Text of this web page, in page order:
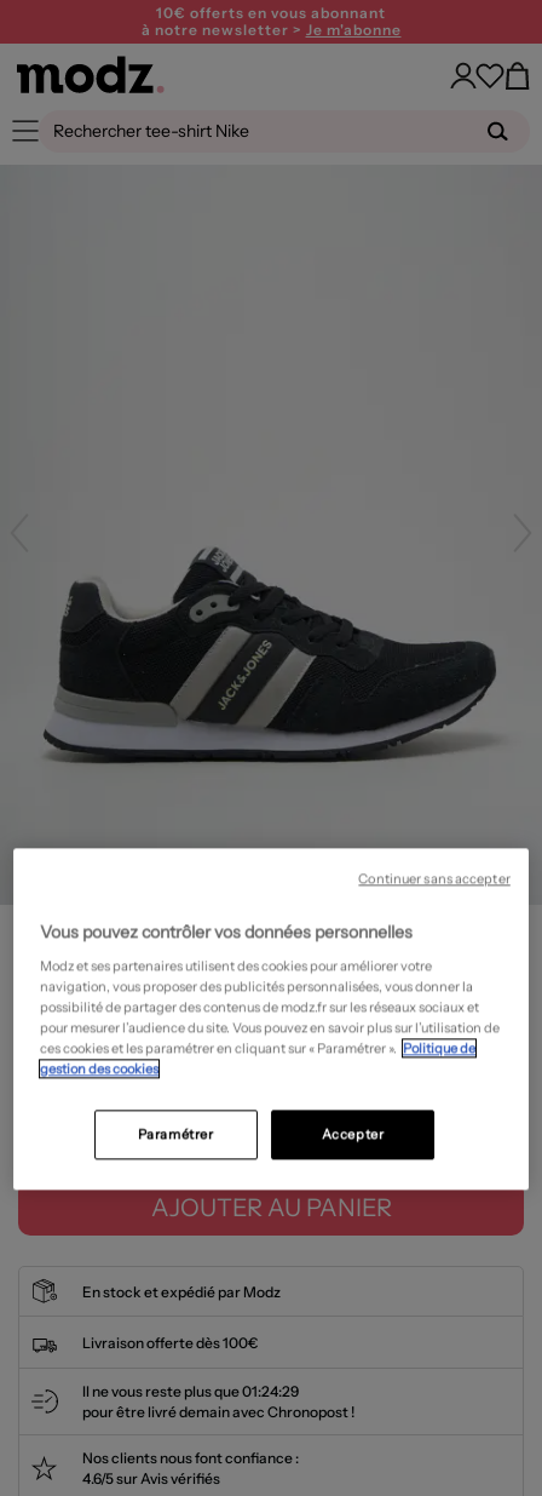
10€ offerts en vous abonnant
à notre newsletter > Je m'abonne
JACK & JONES
20,70€
Prix boutique : 69,00€ -70% ?
Guide des tailles
Tailles disponibles
AJOUTER AU PANIER
En stock et expédié par Modz
Livraison offerte dès 100€
Il ne vous reste plus que01:24:28
pour être livré demain avec Chronopost !
Nos clients nous font confiance :
4.6/5 sur Avis vérifiés
Vous pouvez contrôler vos données personnelles
Modz et ses partenaires utilisent des cookies pour améliorer votre
navigation, vous proposer des publicités personnalisées, vous donner la
possibilité de partager des contenus de modz.fr sur les réseaux sociaux et
pour mesurer l’audience du site. Vous pouvez en savoir plus sur l’utilisation de
ces cookies et les paramétrer en cliquant sur « Paramétrer ». Politique de
gestion des cookies
Accepter
Paramétrer
Continuer sans accepter